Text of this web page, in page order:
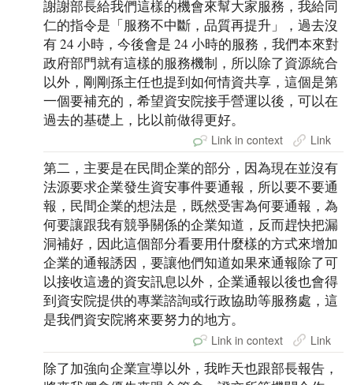
謝謝部長給我們這樣的機會來幫大家服務，我給同
仁的指令是「服務不中斷，品質再提升」，過去沒
有 24 小時，今後會是 24 小時的服務，我們本來對
政府部門就有這樣的服務機制，所以除了資源統合
以外，剛剛孫主任也提到如何情資共享，這個是第
一個要補充的，希望資安院接手營運以後，可以在
過去的基礎上，比以前做得更好。
Link in context Link
第二，主要是在民間企業的部分，因為現在並沒有
法源要求企業發生資安事件要通報，所以要不要通
報，民間企業的想法是，既然受害為何要通報，為
何要讓跟我有競爭關係的企業知道，反而趕快把漏
洞補好，因此這個部分看要用什麼樣的方式來增加
企業的通報誘因，要讓他們知道如果來通報除了可
以接收這邊的資安訊息以外，企業通報以後也會得
到資安院提供的專業諮詢或行政協助等服務處，這
是我們資安院將來要努力的地方。
Link in context Link
除了加強向企業宣導以外，我昨天也跟部長報告，